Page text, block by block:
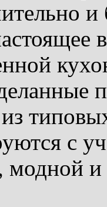
и
с
модной